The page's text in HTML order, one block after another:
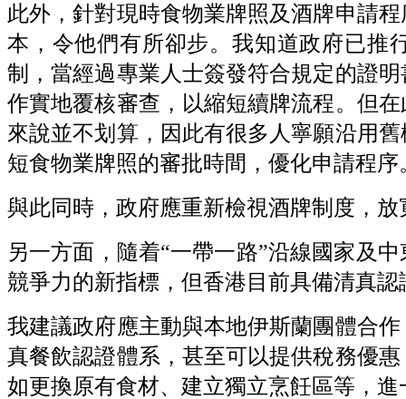
此外，針對現時食物業牌照及酒牌申請
本，令他們有所卻步。我知道政府已推
制，當經過專業人士簽發符合規定的證
作實地覆核審查，以縮短續牌流程。但
來說並不划算，因此有很多人寧願沿用
短食物業牌照的審批時間，優化申請程序
與此同時，政府應重新檢視酒牌制度，
另一方面，隨着“一帶一路”沿線國家及
競爭力的新指標，但香港目前具備清真
我建議政府應主動與本地伊斯蘭團體合
真餐飲認證體系，甚至可以提供稅務優
如更換原有食材、建立獨立烹飪區等，